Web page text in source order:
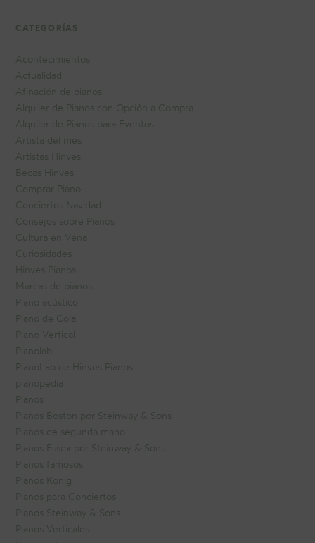
CATEGORÍAS
Acontecimientos
Actualidad
Afinación de pianos
Alquiler de Pianos con Opción a Compra
Alquiler de Pianos para Eventos
Artista del mes
Artistas Hinves
Becas Hinves
Comprar Piano
Conciertos Navidad
Consejos sobre Pianos
Cultura en Vena
Curiosidades
Hinves Pianos
Marcas de pianos
Piano acústico
Piano de Cola
Piano Vertical
Pianolab
PianoLab de Hinves Pianos
pianopedia
Pianos
Pianos Boston por Steinway & Sons
Pianos de segunda mano
Pianos Essex por Steinway & Sons
Pianos famosos
Pianos König
Pianos para Conciertos
Pianos Steinway & Sons
Pianos Verticales